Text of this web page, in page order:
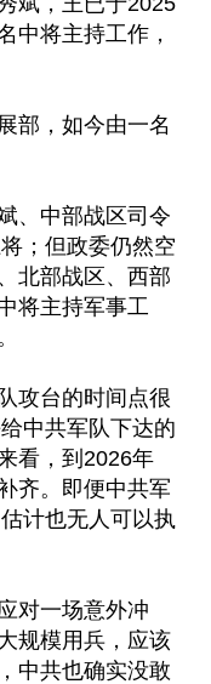
中将主持工作，
部，如今由一名
、中部战区司令
；但政委仍然空
北部战区、西部
将主持军事工
攻台的时间点很
中共军队下达的
看，到2026年
齐。即便中共军
计也无人可以执
对一场意外冲
规模用兵，应该
中共也确实没敢